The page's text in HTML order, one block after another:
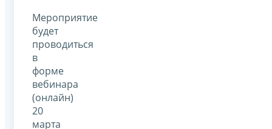
Мероприятие
будет
проводиться
в
форме
вебинара
(онлайн)
20
марта